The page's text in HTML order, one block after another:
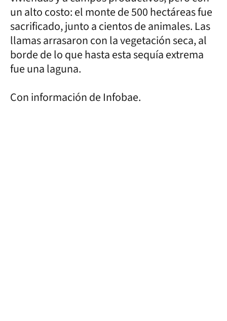
un alto costo: el monte de 500 hectáreas fue
sacrificado, junto a cientos de animales. Las
llamas arrasaron con la vegetación seca, al
borde de lo que hasta esta sequía extrema
fue una laguna.
Con información de Infobae.